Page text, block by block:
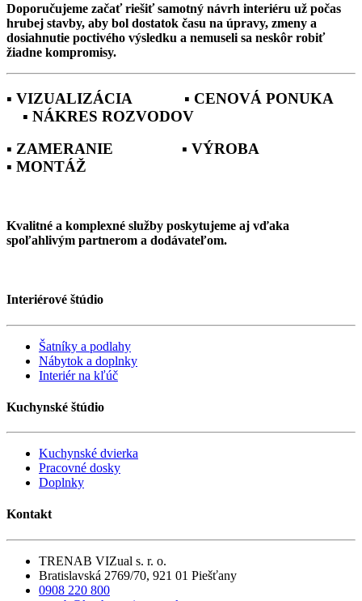
Doporučujeme začať riešiť samotný návrh interiéru už počas
hrubej stavby, aby bol dostatok času na úpravy, zmeny a
dosiahnutie poctivého výsledku a nemuseli sa neskôr robiť
žiadne kompromisy.
▪ VIZUALIZÁCIA ▪ CENOVÁ PONUKA
▪ NÁKRES ROZVODOV
▪ ZAMERANIE ▪ VÝROBA
▪ MONTÁŽ
Kvalitné a komplexné služby poskytujeme aj vďaka
spoľahlivým partnerom a dodávateľom.
Interiérové štúdio
Šatníky a podlahy
Nábytok a doplnky
Interiér na kľúč
Kuchynské štúdio
Kuchynské dvierka
Pracovné dosky
Doplnky
Kontakt
TRENAB VIZual s. r. o.
Bratislavská 2769/70, 921 01 Piešťany
0908 220 800